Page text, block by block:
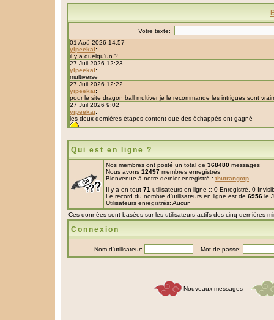
Qui est en ligne ?
Nos membres ont posté un total de 368480 messages
Nous avons 12497 membres enregistrés
Bienvenue à notre dernier enregistré : thutrangctp
Il y a en tout 71 utilisateurs en ligne :: 0 Enregistré, 0
Le record du nombre d'utilisateurs en ligne est de 6956 le
Utilisateurs enregistrés: Aucun
Ces données sont basées sur les utilisateurs actifs des cinq dernières
Connexion
Nom d'utilisateur: Mot de passe:
Nouveaux messages